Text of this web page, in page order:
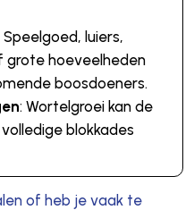
Speelgoed, luiers,
grote hoeveelheden
boosdoeners.
: Wortelgroei kan de
blokkades
of heb je vaak te